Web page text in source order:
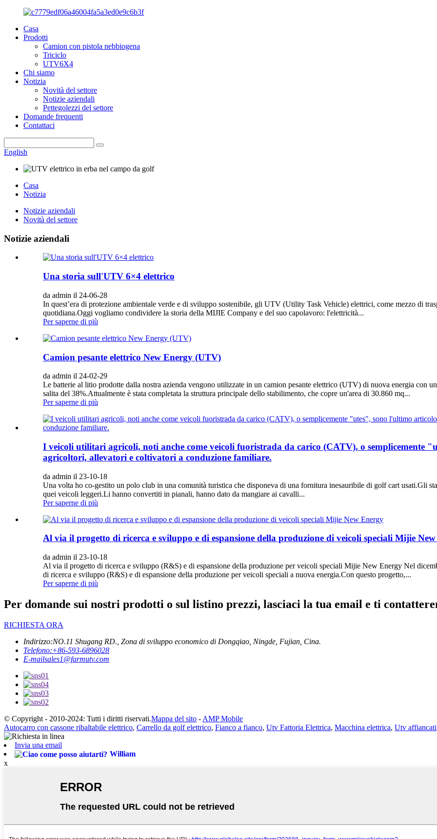
Casa
Prodotti
Camion con pistola nebbiogena
Triciclo
UTV6X4
Chi siamo
Notizia
Novità del settore
Notizie aziendali
Pettegolezzi del settore
Domande frequenti
Contattaci
English
Casa
Notizia
Notizie aziendali
Novità del settore
Notizie aziendali
Una storia sull'UTV 6×4 elettrico
da admin il 24-06-28
In quest’era di protezione ambientale verde e di sviluppo sostenibile, gli UTV (Utility Task Vehicle) elettrici, come mezzo di
quotidiana.Oggi vogliamo condividere la storia della MIJIE Company e del suo capolavoro: l'elettricità...
Per saperne di più
Camion pesante elettrico New Energy (UTV)
da admin il 24-02-29
Le batterie al litio prodotte dalla nostra azienda vengono utilizzate in un camion pesante elettrico (UTV) di nuova energia con
salita del 38%.Attualmente è stata completata la struttura principale dello stabilimento, che copre un'area di 30.860 mq...
Per saperne di più
I veicoli utilitari agricoli, noti anche come veicoli fuoristrada da carico (CATV), o semplicemente
agricoltori, allevatori e coltivatori a conduzione familiare.
da admin il 23-10-18
Una volta ho co-gestito un polo club in una comunità turistica che disponeva di una fornitura inesauribile di golf cart usati.Gli
quei veicoli leggeri.Li hanno convertiti in pianali, hanno dato da mangiare ai cavalli...
Per saperne di più
Al via il progetto di ricerca e sviluppo e di espansione della produzione di veicoli speciali Mijie
da admin il 23-10-18
Al via il progetto di ricerca e sviluppo (R&S) e di espansione della produzione per veicoli speciali Mijie New Energy Nel
di ricerca e sviluppo (R&S) e di espansione della produzione per veicoli speciali a nuova energia.Con questo progetto,...
Per saperne di più
Per domande sui nostri prodotti o sul listino prezzi, lasciaci la tua email e ti
RICHIESTA ORA
Indirizzo:NO.11 Shugang RD., Zona di sviluppo economico di Dongqiao, Ningde, Fujian, Cina.
Telefono:+86-593-6896028
E-mailsales1@farmutv.com
© Copyright - 2010-2024: Tutti i diritti riservati.Mappa del sito - AMP Mobile
Autocarro con cassone ribaltabile elettrico, Carrello da golf elettrico, Fianco a fianco, Utv Fattoria Elettrica, Macchina elettrica, Utv affiancati
Invia una email
William
x